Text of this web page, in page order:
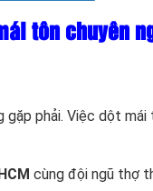
tôn chuyên
phải. Việc dột
cùng đội ngũ thợ